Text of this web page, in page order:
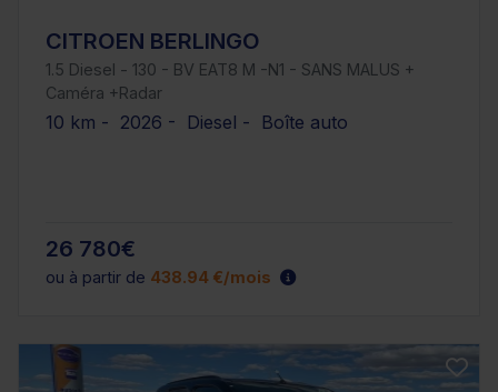
CITROEN BERLINGO
1.5 Diesel - 130 - BV EAT8 M -N1 - SANS MALUS +
Caméra +Radar
10 km - 2026 - Diesel - Boîte auto
26 780€
ou à partir de 438.94 €/mois